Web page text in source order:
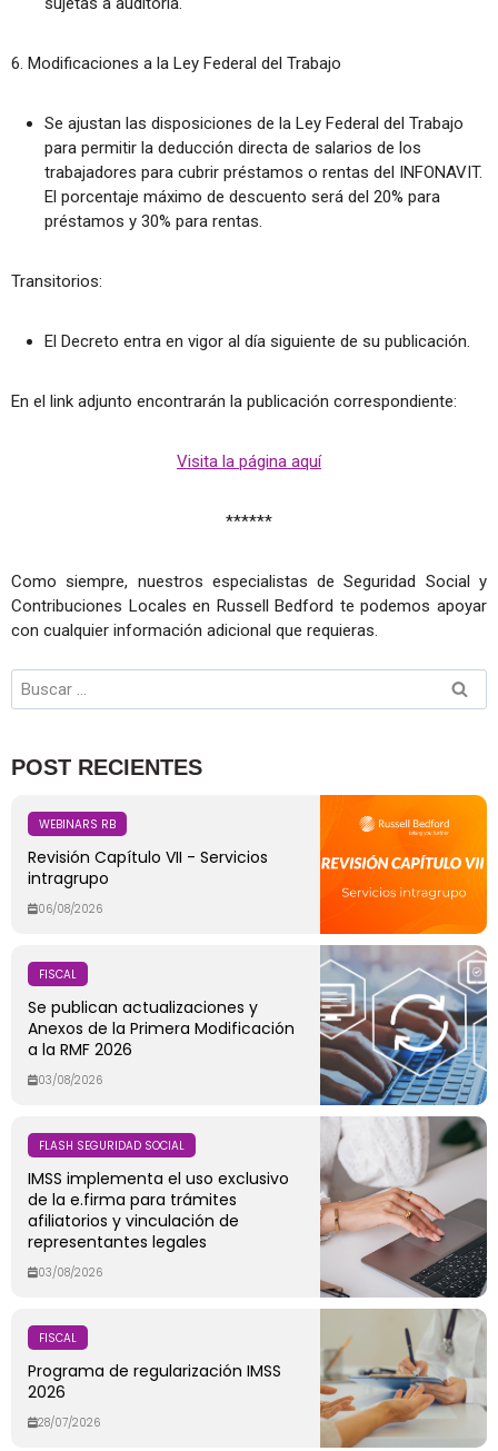
6. Modificaciones a la Ley Federal del Trabajo
Se ajustan las disposiciones de la Ley Federal del Trabajo
para permitir la deducción directa de salarios de los
trabajadores para cubrir préstamos o rentas del INFONAVIT.
El porcentaje máximo de descuento será del 20% para
préstamos y 30% para rentas.
Transitorios:
El Decreto entra en vigor al día siguiente de su publicación.
En el link adjunto encontrarán la publicación correspondiente:
Visita la página aquí
******
Como siempre, nuestros especialistas de Seguridad Social y
Contribuciones Locales en Russell Bedford te podemos apoyar
con cualquier información adicional que requieras.
POST RECIENTES
WEBINARS RB
Revisión Capítulo VII - Servicios
intragrupo
06/08/2026
FISCAL
Se publican actualizaciones y
Anexos de la Primera Modificación
a la RMF 2026
03/08/2026
FLASH SEGURIDAD SOCIAL
IMSS implementa el uso exclusivo
de la e.firma para trámites
afiliatorios y vinculación de
representantes legales
03/08/2026
FISCAL
Programa de regularización IMSS
2026
28/07/2026